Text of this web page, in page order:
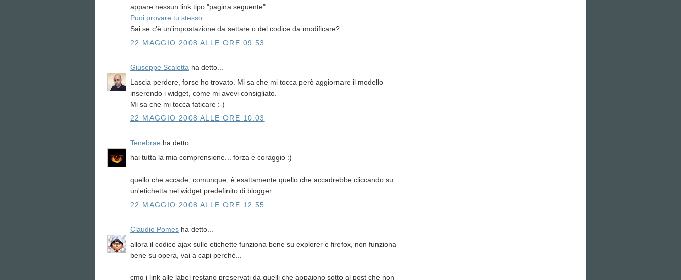
appare nessun link tipo "pagina seguente".
Puoi provare tu stesso.
Sai se c'è un'impostazione da settare o del codice da modificare?
22 MAGGIO 2008 ALLE ORE 09:53
Giuseppe Scaletta ha detto...
Lascia perdere, forse ho trovato. Mi sa che mi tocca però aggiornare il modello
inserendo i widget, come mi avevi consigliato.
Mi sa che mi tocca faticare :-)
22 MAGGIO 2008 ALLE ORE 10:03
Tenebrae ha detto...
hai tutta la mia comprensione... forza e coraggio :)
quello che accade, comunque, è esattamente quello che accadrebbe cliccando su
un'etichetta nel widget predefinito di blogger
22 MAGGIO 2008 ALLE ORE 12:55
Claudio Pomes ha detto...
allora il codice ajax sulle etichette funziona bene su explorer e firefox, non funziona
bene su opera, vai a capi perchè...
cmq i link alle label restano preservati da quelli che appaiono sotto al post che non